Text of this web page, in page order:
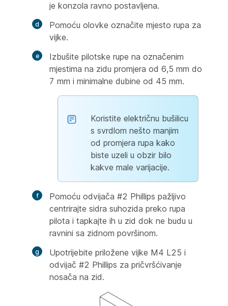
je konzola ravno postavljena.
Pomoću olovke označite mjesto rupa za
vijke.
Izbušite pilotske rupe na označenim
mjestima na zidu promjera od 6,5 mm do
7 mm i minimalne dubine od 45 mm.
Koristite električnu bušilicu
s svrdlom nešto manjim
od promjera rupa kako
biste uzeli u obzir bilo
kakve male varijacije.
Pomoću odvijača #2 Phillips pažljivo
centrirajte sidra suhozida preko rupa
pilota i tapkajte ih u zid dok ne budu u
ravnini sa zidnom površinom.
Upotrijebite priložene vijke M4 L25 i
odvijač #2 Phillips za pričvršćivanje
nosača na zid.